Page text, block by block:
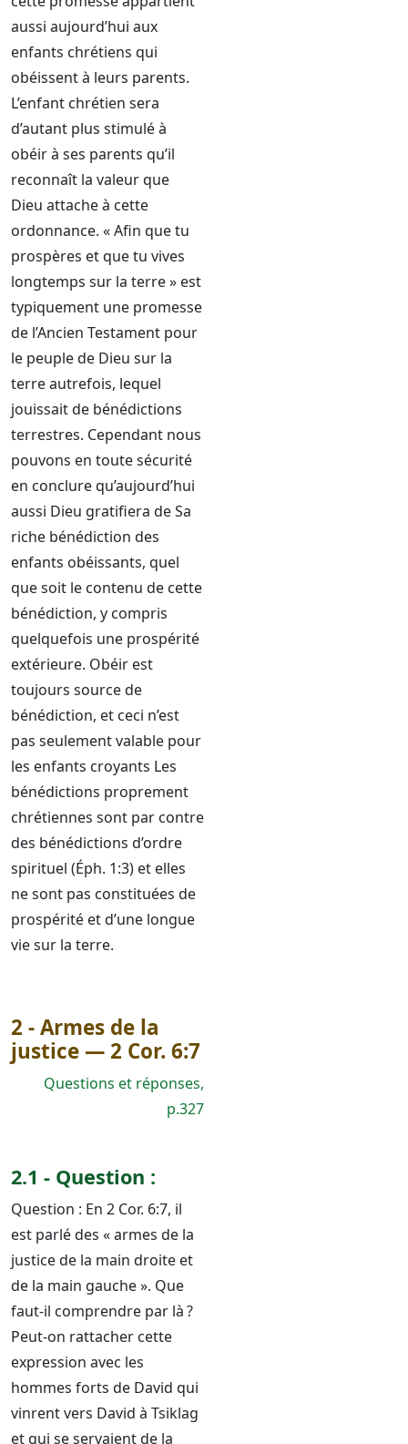
aussi aujourd’hui aux
enfants chrétiens qui
obéissent à leurs parents.
L’enfant chrétien sera
d’autant plus stimulé à
obéir à ses parents qu’il
reconnaît la valeur que
Dieu attache à cette
ordonnance. « Afin que tu
prospères et que tu vives
longtemps sur la terre » est
typiquement une promesse
de l’Ancien Testament pour
le peuple de Dieu sur la
terre autrefois, lequel
jouissait de bénédictions
terrestres. Cependant nous
pouvons en toute sécurité
en conclure qu’aujourd’hui
aussi Dieu gratifiera de Sa
riche bénédiction des
enfants obéissants, quel
que soit le contenu de cette
bénédiction, y compris
quelquefois une prospérité
extérieure. Obéir est
toujours source de
bénédiction, et ceci n’est
pas seulement valable pour
les enfants croyants Les
bénédictions proprement
chrétiennes sont par contre
des bénédictions d’ordre
spirituel (Éph. 1:3) et elles
ne sont pas constituées de
prospérité et d’une longue
vie sur la terre.
2 - Armes de la
justice — 2 Cor. 6:7
Questions et réponses,
p.327
2.1 - Question :
Question : En 2 Cor. 6:7, il
est parlé des « armes de la
justice de la main droite et
de la main gauche ». Que
faut-il comprendre par là ?
Peut-on rattacher cette
expression avec les
hommes forts de David qui
vinrent vers David à Tsiklag
et qui se servaient de la